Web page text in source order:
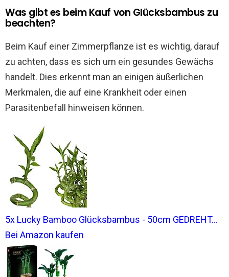
Was gibt es beim Kauf von Glücksbambus zu
beachten?
Beim Kauf einer Zimmerpflanze ist es wichtig, darauf
zu achten, dass es sich um ein gesundes Gewächs
handelt. Dies erkennt man an einigen äußerlichen
Merkmalen, die auf eine Krankheit oder einen
Parasitenbefall hinweisen können.
5x Lucky Bamboo Glücksbambus - 50cm GEDREHT...
Bei Amazon kaufen